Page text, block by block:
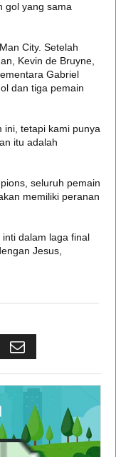
gol yang sama
City. Setelah
Kevin de Bruyne,
Gabriel
dan tiga pemain
ini, tetapi kami punya
itu adalah
seluruh pemain
memiliki peranan
dalam laga final
Jesus,